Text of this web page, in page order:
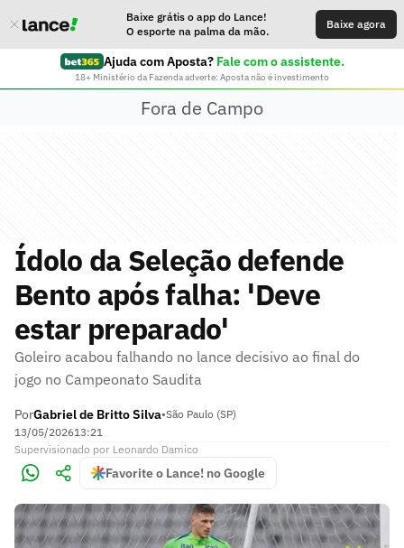
Baixe grátis o app do Lance!
O esporte na palma da mão.
Baixe agora
Ajuda com Aposta? Fale com o assistente.
18+ Ministério da Fazenda adverte: Aposta não é investimento
Fora de Campo
Ídolo da Seleção defende
Bento após falha: 'Deve
estar preparado'
Goleiro acabou falhando no lance decisivo ao final do
jogo no Campeonato Saudita
PorGabriel de Britto Silva•São Paulo (SP)
13/05/202613:21
Supervisionado por Leonardo Damico
Favorite o Lance! no Google